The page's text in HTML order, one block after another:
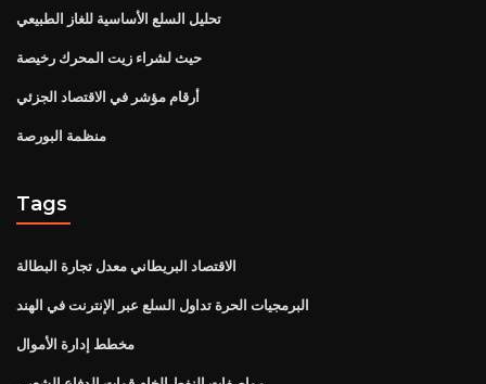
تحليل السلع الأساسية للغاز الطبيعي
حيث لشراء زيت المحرك رخيصة
أرقام مؤشر في الاقتصاد الجزئي
منظمة البورصة
Tags
الاقتصاد البريطاني معدل تجارة البطالة
البرمجيات الحرة تداول السلع عبر الإنترنت في الهند
مخطط إدارة الأموال